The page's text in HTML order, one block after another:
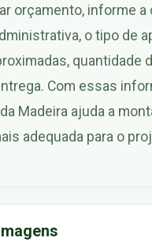
orçamento, informe a
o tipo de
quantidade
Com essas
Madeira ajuda a
adequada para o